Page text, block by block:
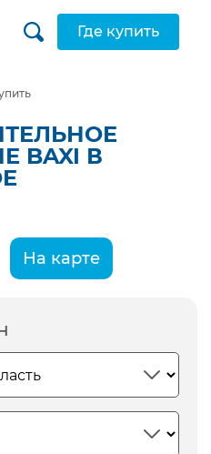
Где купить
BAXI В
На карте